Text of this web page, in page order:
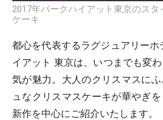
2017年パークハイアット東京のス
ケーキ
都心を代表するラグジュアリー
イアット 東京は、いつまでも変
気が魅力。大人のクリスマスに
ュなクリスマスケーキが華やぎを
新作を中心にご紹介いたします。